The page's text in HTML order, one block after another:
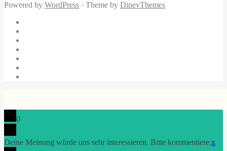
Powered by WordPress · Theme by DinevThemes
0
Deine Meinung würde uns sehr interessieren. Bitte kommentiere.x